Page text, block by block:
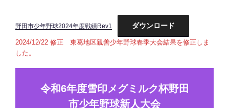
野田市少年野球2024年度戦績Rev1 ダウンロード
2024/12/22 修正 東葛地区親善少年野球春季大会結果を修正しま
した。
令和6年度雪印メグミルク杯野田
市少年野球新人大会